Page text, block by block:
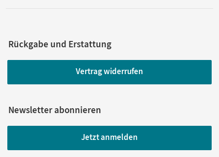
Rückgabe und Erstattung
Vertrag widerrufen
Newsletter abonnieren
Jetzt anmelden